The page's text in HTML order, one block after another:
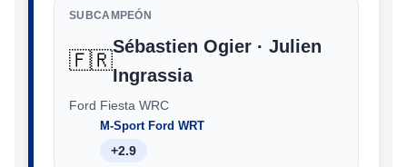
SUBCAMPEÓN
🇫🇷
Sébastien Ogier · Julien
Ingrassia
Ford Fiesta WRC
M-Sport Ford WRT
+2.9